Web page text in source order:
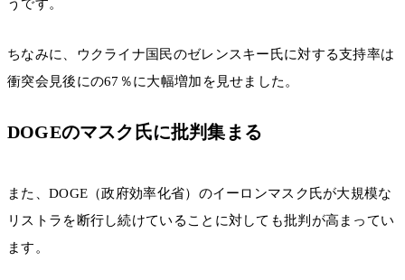
うです。
ちなみに、ウクライナ国民のゼレンスキー氏に対する支持率は
衝突会見後にの67％に大幅増加を見せました。
DOGEのマスク氏に批判集まる
また、DOGE（政府効率化省）のイーロンマスク氏が大規模な
リストラを断行し続けていることに対しても批判が高まってい
ます。